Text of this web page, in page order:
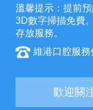
溫馨提示：提前
3D數字掃描免費
存放服務。
維港口腔服
歡迎關